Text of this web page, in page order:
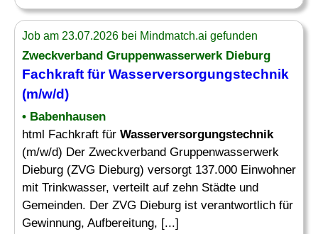
Job am 23.07.2026 bei Mindmatch.ai gefunden
Zweckverband Gruppenwasserwerk Dieburg
Fachkraft fürWasserversorgungstechnik
(m/w/d)
• Babenhausen
html Fachkraft für Wasserversorgungstechnik
(m/w/d) Der Zweckverband Gruppenwasserwerk
Dieburg (ZVG Dieburg) versorgt 137.000 Einwohner
mit Trinkwasser, verteilt auf zehn Städte und
Gemeinden. Der ZVG Dieburg ist verantwortlich für
Gewinnung, Aufbereitung, [...]